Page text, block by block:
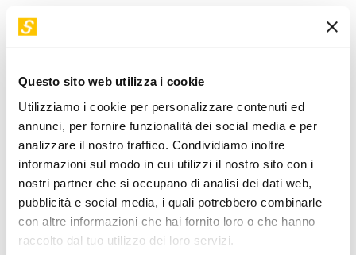
Questo sito web utilizza i cookie
Utilizziamo i cookie per personalizzare contenuti ed
annunci, per fornire funzionalità dei social media e per
analizzare il nostro traffico. Condividiamo inoltre
informazioni sul modo in cui utilizzi il nostro sito con i
nostri partner che si occupano di analisi dei dati web,
pubblicità e social media, i quali potrebbero combinarle
con altre informazioni che hai fornito loro o che hanno
raccolto dal tuo utilizzo dei loro servizi.
Bracco
condividere la propria visione su come cambierà il mondo,